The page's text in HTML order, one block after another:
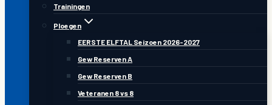
Trainingen
Ploegen
EERSTE ELFTAL Seizoen 2026-2027
Gew Reserven A
Gew Reserven B
Veteranen 8 vs 8